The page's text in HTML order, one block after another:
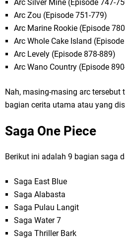
Arc Silver Mine (Episode 747-
Arc Zou (Episode 751-779)
Arc Marine Rookie (Episode
Arc Whole Cake Island
Arc Levely (Episode 878-889)
Arc Wano Country (Episode
Nah, masing-masing arc tersebut
bagian cerita utama atau yang
Saga One Piece
Berikut ini adalah 9 bagian saga
Saga East Blue
Saga Alabasta
Saga Pulau Langit
Saga Water 7
Saga Thriller Bark